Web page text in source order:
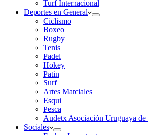
Turf Internacional
Deportes en General
Ciclismo
Boxeo
Rugby
Tenis
Padel
Hokey
Patin
Surf
Artes Marciales
Esqui
Pesca
Audetx Asociación Uruguaya de
Sociales